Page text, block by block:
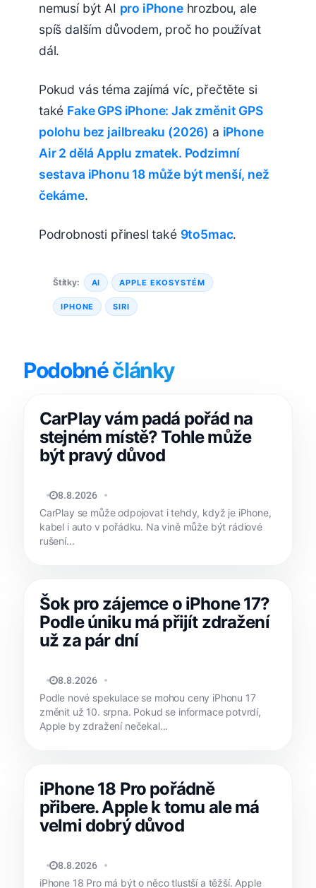
nemusí být AI pro iPhonehrozbou, ale
spíš dalším důvodem, proč ho používat
dál.
Pokud vás téma zajímá víc, přečtěte si
také Fake GPS iPhone: Jak změnit GPS
polohu bez jailbreaku (2026) a iPhone
Air 2 dělá Applu zmatek. Podzimní
sestava iPhonu 18 může být menší, než
čekáme.
Podrobnosti přinesl také 9to5mac.
Štítky: AI APPLE EKOSYSTÉM
IPHONE SIRI
Podobnéčlánky
CarPlay vám padá pořád na
stejném místě? Tohle může
být pravý důvod
MATYÁŠ KOZÁK
8.8.2026
CarPlay se může odpojovat i tehdy, když je iPhone,
kabel i auto v pořádku. Na vině může být rádiové
rušení...
Šok pro zájemce o iPhone 17?
Podle úniku má přijít zdražení
už za pár dní
MATYÁŠ KOZÁK
8.8.2026
Podle nové spekulace se mohou ceny iPhonu 17
změnit už 10. srpna. Pokud se informace potvrdí,
Apple by zdražení nečekal...
iPhone 18 Pro pořádně
přibere. Apple k tomu ale má
velmi dobrý důvod
JAN HOLEŠ
8.8.2026
iPhone 18 Pro má být o něco tlustší a těžší. Apple